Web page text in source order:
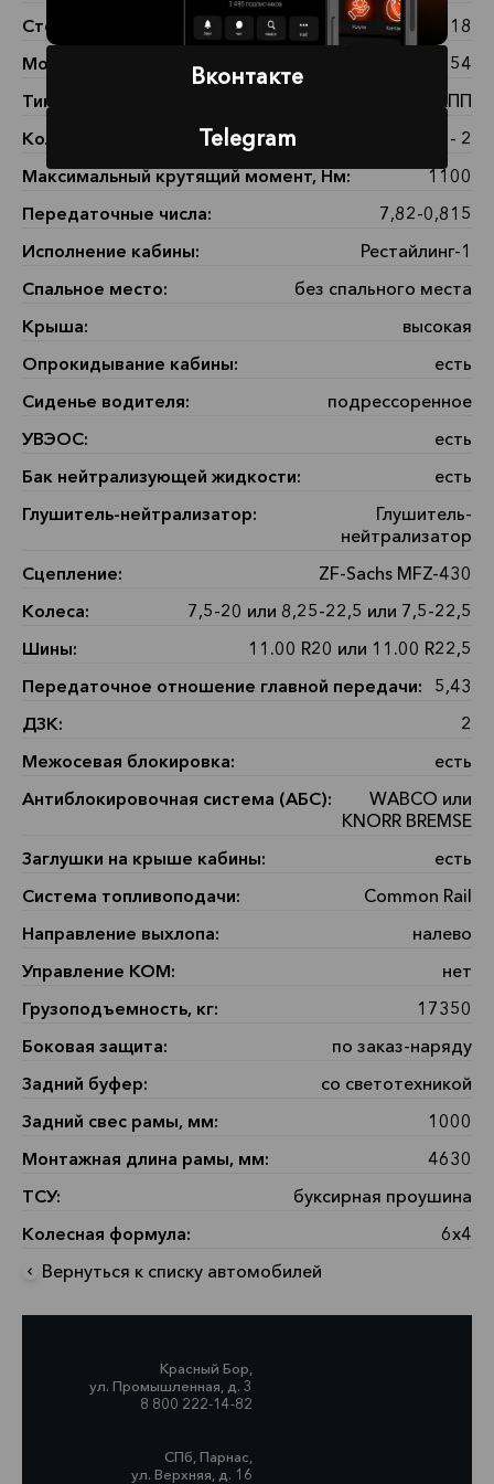
Степень сжатия:
18
Модель КПП:
KAMAZ-154
Тип КП:
МКПП
Количество передач:
вперед - 10, назад - 2
Максимальный крутящий момент, Нм:
1100
Передаточные числа:
7,82-0,815
Исполнение кабины:
Рестайлинг-1
Спальное место:
без спального места
Крыша:
высокая
Опрокидывание кабины:
есть
Сиденье водителя:
подрессоренное
УВЭОС:
есть
Бак нейтрализующей жидкости:
есть
Глушитель-нейтрализатор:
Глушитель-
нейтрализатор
Сцепление:
ZF-Sachs MFZ-430
Колеса:
7,5-20 или 8,25-22,5 или 7,5-22,5
Шины:
11.00 R20 или 11.00 R22,5
Передаточное отношение главной передачи:
5,43
ДЗК:
2
Межосевая блокировка:
есть
Антиблокировочная система (АБС):
WABCO или
KNORR BREMSE
Заглушки на крыше кабины:
есть
Система топливоподачи:
Common Rail
Направление выхлопа:
налево
Управление КОМ:
нет
Грузоподъемность, кг:
17350
Боковая защита:
по заказ-наряду
Задний буфер:
со светотехникой
Задний свес рамы, мм:
1000
Монтажная длина рамы, мм:
4630
ТСУ:
буксирная проушина
Колесная формула:
6х4
Вернуться к списку автомобилей
Красный Бор,
ул. Промышленная, д. 3
8 800 222-14-82
СПб, Парнас,
ул. Верхняя, д. 16
Вконтакте
Telegram